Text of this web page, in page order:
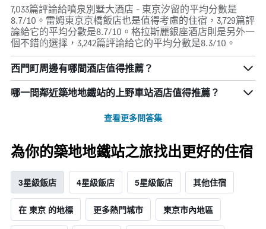
7,033篇評論給噴泉別墅大酒店 - 東京汐留的平均分數是
8.7/10。雷姆東京京橋飯店也是值得考慮的住宿，3,729篇評
論給它的平均分數是8.7/10。格拉斯麗銀座酒店則是另外一
個不錯的選擇，3,242篇評論給它的平均分數是8.3/10。
西門町周邊有哪間酒店值得推薦？
哪一間鄰近築地地鐵站的上野車站酒店值得推薦？
查看更多問答集
為你的築地地鐵站之旅找出更好的住宿
3星級飯店 4星級飯店 5星級飯店 其他住宿
在 東京 的地標 更多熱門城市 東京市內地區